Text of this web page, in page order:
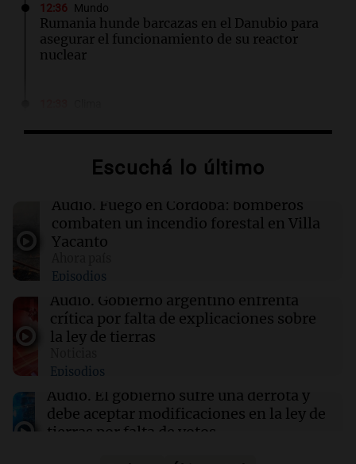
12:36 Mundo
Rumania hunde barcazas en el Danubio para
asegurar el funcionamiento de su reactor
nuclear
jueves 6 de agosto
El Coro Nacional de Niños se presentó en vivo
con Nelson Castro tras su disolución por
decreto
12:28 Clima
Clima en Tucumán: cómo seguirá el tiempo
este jueves 6 de agosto
Clima en Mendoza: cómo seguirá el tiempo
este jueves 6 de agosto
Escuchá lo último
Audio. Fuego en Córdoba: bomberos
combaten un incendio forestal en Villa
Yacanto
Episodios
Audio. Gobierno argentino enfrenta
crítica por falta de explicaciones sobre
la ley de tierras
Episodios
Audio. El gobierno sufre una derrota y
debe aceptar modificaciones en la ley de
tierras por falta de votos